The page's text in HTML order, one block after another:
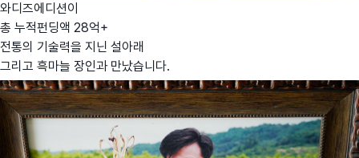
와디즈에디션이
총 누적펀딩액 28억+
전통의 기술력을 지닌 설아래
그리고 흑마늘 장인과 만났습니다.